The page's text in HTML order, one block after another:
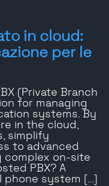
in cloud:
per le
(Private Branch
for managing
systems. By
in the cloud,
simplify
to advanced
complex on-site
PBX? A
phone system […]